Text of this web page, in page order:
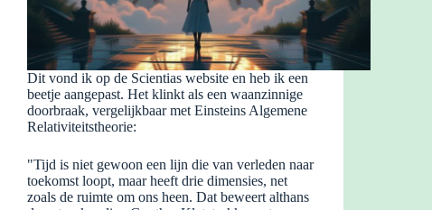
Dit vond ik op de Scientias website en heb ik een
beetje aangepast. Het klinkt als een waanzinnige
doorbraak, vergelijkbaar met Einsteins Algemene
Relativiteitstheorie:
"Tijd is niet gewoon een lijn die van verleden naar
toekomst loopt, maar heeft drie dimensies, net
zoals de ruimte om ons heen. Dat beweert althans